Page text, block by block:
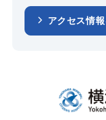
アクセス情